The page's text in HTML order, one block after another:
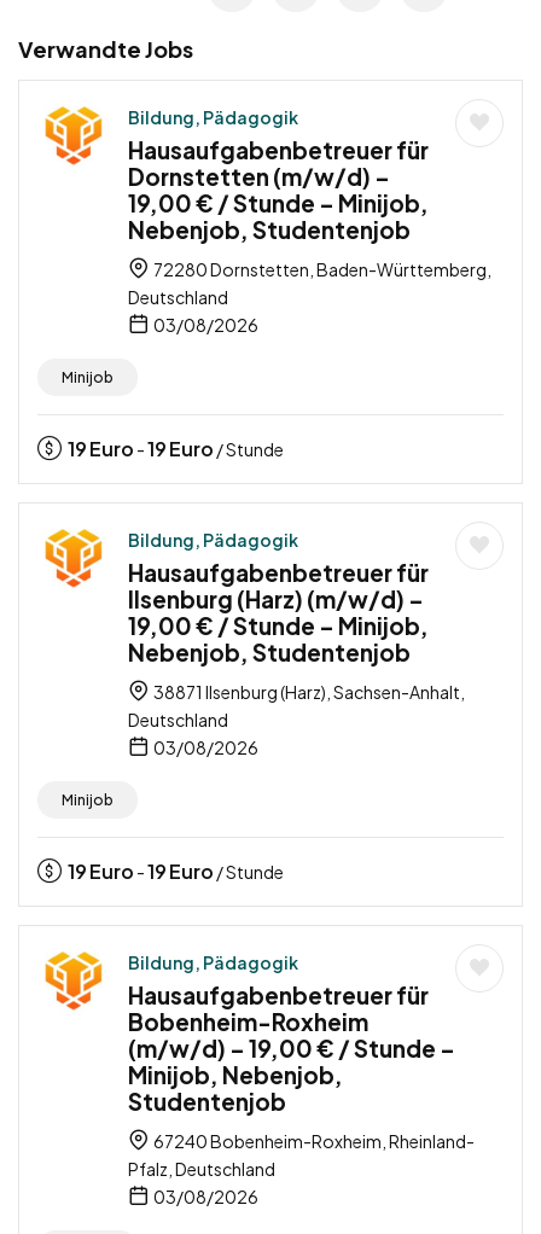
Verwandte Jobs
Bildung, Pädagogik
Hausaufgabenbetreuer für
Dornstetten (m/w/d) –
19,00 € / Stunde – Minijob,
Nebenjob, Studentenjob
72280 Dornstetten, Baden-Württemberg,
Deutschland
03/08/2026
Minijob
19Euro -19Euro / Stunde
Bildung, Pädagogik
Hausaufgabenbetreuer für
Ilsenburg (Harz) (m/w/d) –
19,00 € / Stunde – Minijob,
Nebenjob, Studentenjob
38871 Ilsenburg (Harz), Sachsen-Anhalt,
Deutschland
03/08/2026
Minijob
19Euro -19Euro / Stunde
Bildung, Pädagogik
Hausaufgabenbetreuer für
Bobenheim-Roxheim
(m/w/d) – 19,00 € / Stunde –
Minijob, Nebenjob,
Studentenjob
67240 Bobenheim-Roxheim, Rheinland-
Pfalz, Deutschland
03/08/2026